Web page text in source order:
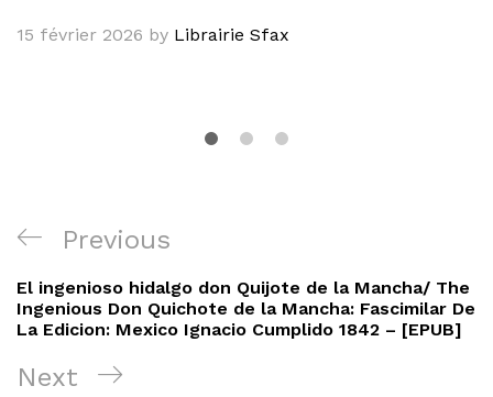
15 février 2026 by Librairie Sfax
Navigation
de
l’article
Previous
Post
Previous
El ingenioso hidalgo don Quijote de la Mancha/ The
Ingenious Don Quichote de la Mancha: Fascimilar De
La Edicion: Mexico Ignacio Cumplido 1842 – [EPUB]
Next
Next